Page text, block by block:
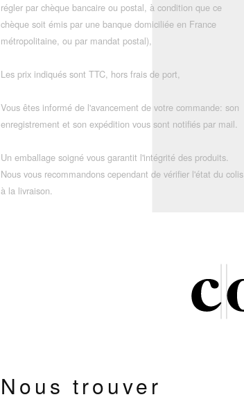
régler par chèque bancaire ou postal, à condition que ce
chèque soit émis par une banque domiciliée en France
métropolitaine, ou par mandat postal),
Les prix indiqués sont TTC, hors frais de port,
Vous êtes informé de l'avancement de votre commande: son
enregistrement et son expédition vous sont notifiés par mail.
Un emballage soigné vous garantit l'intégrité des produits.
Nous vous recommandons cependant de vérifier l'état du colis
à la livraison.
Nous trouver